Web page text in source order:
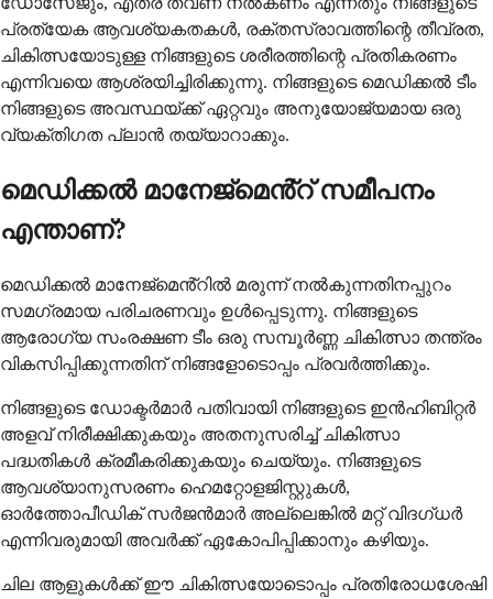
പ്രത്യേക ആവശ്യകതകൾ, രക്തസ്രാവത്തിന്റെ തീവ്രത,
ചികിത്സയോടുള്ള നിങ്ങളുടെ ശരീരത്തിന്റെ പ്രതികരണം
എന്നിവയെ ആശ്രയിച്ചിരിക്കുന്നു. നിങ്ങളുടെ മെഡിക്കൽ ടീം
നിങ്ങളുടെ അവസ്ഥയ്ക്ക് ഏറ്റവും അനുയോജ്യമായ ഒരു
വ്യക്തിഗത പ്ലാൻ തയ്യാറാക്കും.
മെഡിക്കൽ മാനേജ്മെൻ്റ് സമീപനം
എന്താണ്?
മെഡിക്കൽ മാനേജ്മെൻ്റിൽ മരുന്ന് നൽകുന്നതിനപ്പുറം
സമഗ്രമായ പരിചരണവും ഉൾപ്പെടുന്നു. നിങ്ങളുടെ
ആരോഗ്യ സംരക്ഷണ ടീം ഒരു സമ്പൂർണ്ണ ചികിത്സാ തന്ത്രം
വികസിപ്പിക്കുന്നതിന് നിങ്ങളോടൊപ്പം പ്രവർത്തിക്കും.
നിങ്ങളുടെ ഡോക്ടർമാർ പതിവായി നിങ്ങളുടെ ഇൻഹിബിറ്റർ
അളവ് നിരീക്ഷിക്കുകയും അതനുസരിച്ച് ചികിത്സാ
പദ്ധതികൾ ക്രമീകരിക്കുകയും ചെയ്യും. നിങ്ങളുടെ
ആവശ്യാനുസരണം ഹെമറ്റോളജിസ്റ്റുകൾ,
ഓർത്തോപീഡിക് സർജൻമാർ അല്ലെങ്കിൽ മറ്റ് വിദഗ്ധർ
എന്നിവരുമായി അവർക്ക് ഏകോപിപ്പിക്കാനും കഴിയും.
ചില ആളുകൾക്ക് ഈ ചികിത്സയോടൊപ്പം പ്രതിരോധശേഷി